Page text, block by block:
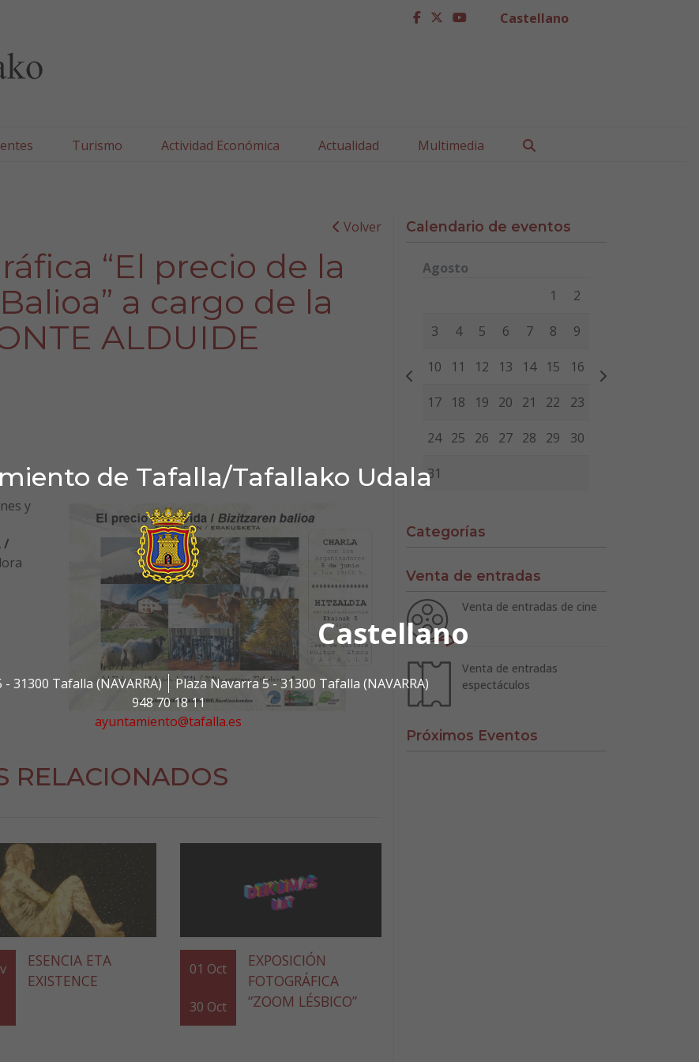
de Tafalla/Tafallako Udala
Castellano
31300 Tafalla (NAVARRA)
Plaza Navarra 5 - 31300 Tafalla (NAVARRA)
948 70 18 11
ayuntamiento@tafalla.es
facebook
twitter
youtubeCastellano
Turismo Actividad Económica Actualidad Multimedia
Volver
“El precio de la
a cargo de la
ALDUIDE
y
/
RELACIONADOS
ESENCIA ETA
EXISTENCE
01 Oct
30 Oct
EXPOSICIÓN
FOTOGRÁFICA
“ZOOM LÉSBICO”
Calendario de eventos
Agosto
Miércoles Jueves
1 2
3 4 5 6 7 8 9
10 11 12 13 14 15 16
17 18 19 20 21 22 23
24 25 26 27 28 29 30
31
Categorías
Venta de entradas
Venta de entradas de cine
Venta de entradas
espectáculos
Próximos Eventos